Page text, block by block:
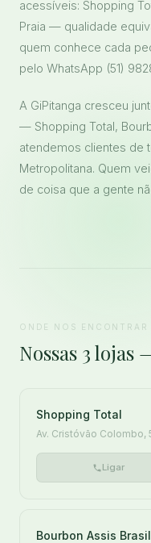
acessíveis: Shopping
Praia — qualidade
quem conhece cada
pelo WhatsApp (51)
A GiPitanga cresceu
— Shopping Total,
atendemos clientes de
Metropolitana. Quem
de coisa que a gente
ONDE NOS ENCONTRAR
Nossas 3
Shopping Total
Av. Cristóvão Colombo,
Ligar
Bourbon Assis Brasil